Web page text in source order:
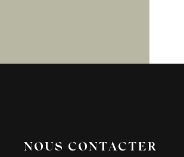
NOUS CONTACTER